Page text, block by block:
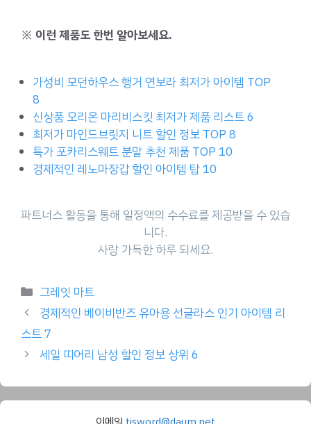
※ 이런 제품도 한번 알아보세요.
가성비 모던하우스 행거 연보라 최저가 아이템 TOP
8
신상품 오리온 마리비스킷 최저가 제품 리스트 6
최저가 마인드브릿지 니트 할인 정보 TOP 8
특가 포카리스웨트 분말 추천 제품 TOP 10
경제적인 레노마장갑 할인 아이템 탑 10
파트너스 활동을 통해 일정액의 수수료를 제공받을 수 있습
니다.
사랑 가득한 하루 되세요.
Categories
그레잇 마트
경제적인 베이비반즈 유아용 선글라스 인기 아이템 리
스트 7
세일 띠어리 남성 할인 정보 상위 6